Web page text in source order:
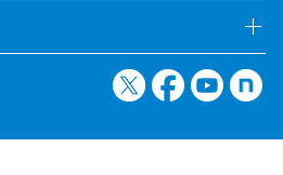
X（旧Twitter）
Facebook